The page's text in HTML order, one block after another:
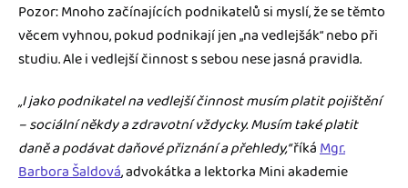
Pozor: Mnoho začínajících podnikatelů si myslí, že se těmto
věcem vyhnou, pokud podnikají jen „na vedlejšák“ nebo při
studiu. Ale i vedlejší činnost s sebou nese jasná pravidla.
„I jako podnikatel na vedlejší činnost musím platit pojištění
– sociální někdy a zdravotní vždycky. Musím také platit
daně a podávat daňové přiznání a přehledy,“říkáMgr.
Barbora Šaldová, advokátka a lektorka Mini akademie